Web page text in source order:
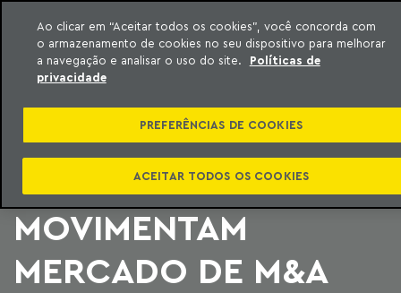
o conteúdo
Machado Meyer
COMPANHIAS COM
CAPITAL
PULVERIZADO
MOVIMENTAM
MERCADO DE M&A
Ao clicar em “Aceitar todos os cookies”, você concorda com
o armazenamento de cookies no seu dispositivo para melhorar
a navegação e analisar o uso do site.
Políticas de
privacidade
PREFERÊNCIAS DE COOKIES
ACEITAR TODOS OS COOKIES